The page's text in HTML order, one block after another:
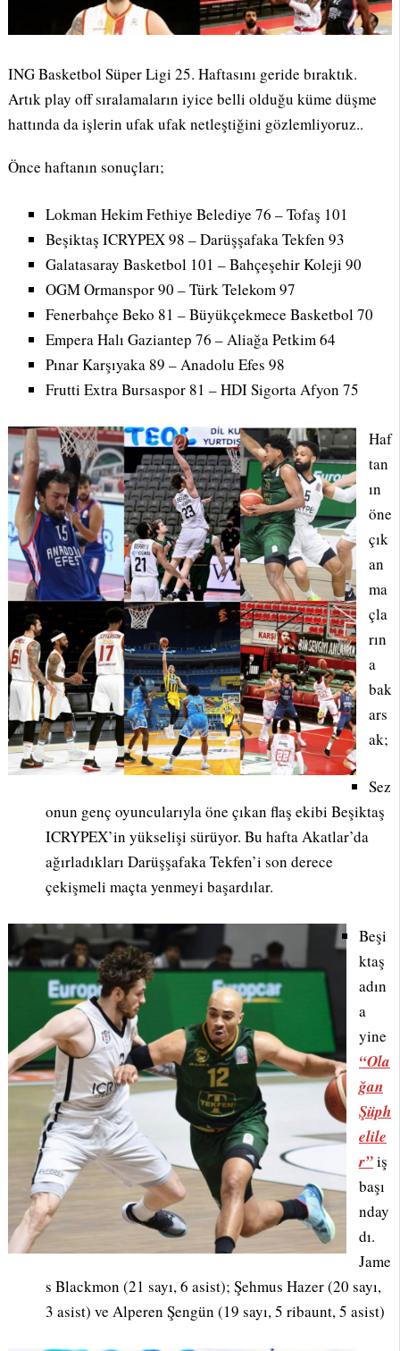
ING Basketbol Süper Ligi 25. Haftasını geride bıraktık.
Artık play off sıralamaların iyice belli olduğu küme düşme
hattında da işlerin ufak ufak netleştiğini gözlemliyoruz..
Önce haftanın sonuçları;
Lokman Hekim Fethiye Belediye 76 – Tofaş 101
Beşiktaş ICRYPEX 98 – Darüşşafaka Tekfen 93
Galatasaray Basketbol 101 – Bahçeşehir Koleji 90
OGM Ormanspor 90 – Türk Telekom 97
Fenerbahçe Beko 81 – Büyükçekmece Basketbol 70
Empera Halı Gaziantep 76 – Aliağa Petkim 64
Pınar Karşıyaka 89 – Anadolu Efes 98
Frutti Extra Bursaspor 81 – HDI Sigorta Afyon 75
Haf
tan
ın
öne
çık
an
ma
çla
rın
a
bak
ars
ak;
Sez
onun genç oyuncularıyla öne çıkan flaş ekibi Beşiktaş
ICRYPEX’in yükselişi sürüyor. Bu hafta Akatlar’da
ağırladıkları Darüşşafaka Tekfen’i son derece
çekişmeli maçta yenmeyi başardılar.
Beşi
ktaş
adın
a
yine
“Ola
ğan
Şüph
elile
r”iş
başı
nday
dı.
Jame
s Blackmon (21 sayı, 6 asist); Şehmus Hazer (20 sayı,
3 asist) ve Alperen Şengün (19 sayı, 5 ribaunt, 5 asist)